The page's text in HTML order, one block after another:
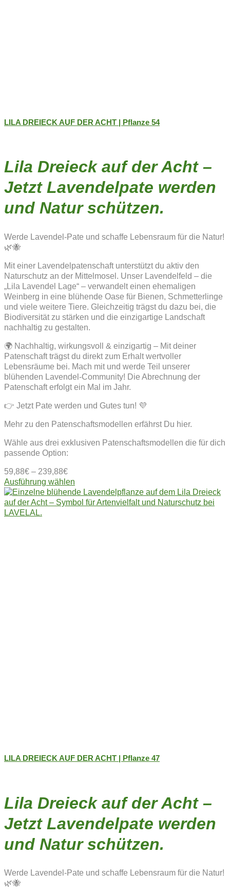
LILA DREIECK AUF DER ACHT | Pflanze 54
Lila Dreieck auf der Acht –
Jetzt Lavendelpate werden
und Natur schützen.
Werde Lavendel-Pate und schaffe Lebensraum für die Natur!
🌿🐝
Mit einer Lavendelpatenschaft unterstützt du aktiv den
Naturschutz an der Mittelmosel. Unser Lavendelfeld – die
„Lila Lavendel Lage“ – verwandelt einen ehemaligen
Weinberg in eine blühende Oase für Bienen, Schmetterlinge
und viele weitere Tiere. Gleichzeitig trägst du dazu bei, die
Biodiversität zu stärken und die einzigartige Landschaft
nachhaltig zu gestalten.
🌍 Nachhaltig, wirkungsvoll & einzigartig – Mit deiner
Patenschaft trägst du direkt zum Erhalt wertvoller
Lebensräume bei. Mach mit und werde Teil unserer
blühenden Lavendel-Community! Die Abrechnung der
Patenschaft erfolgt ein Mal im Jahr.
👉 Jetzt Pate werden und Gutes tun! 💜
Mehr zu den Patenschaftsmodellen erfährst Du hier.
Wähle aus drei exklusiven Patenschaftsmodellen die für dich
passende Option:
59,88€ – 239,88€
Ausführung wählen
Produkt
weist
LILA DREIECK AUF DER ACHT | Pflanze 47
Lila Dreieck auf der Acht –
Jetzt Lavendelpate werden
und Natur schützen.
Werde Lavendel-Pate und schaffe Lebensraum für die Natur!
🌿🐝